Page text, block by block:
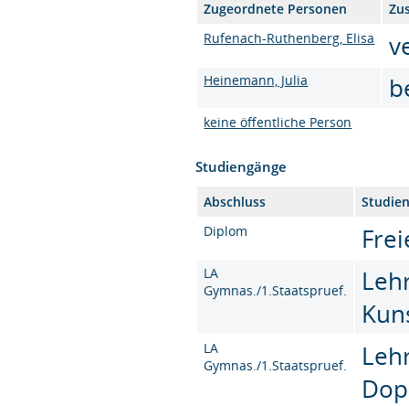
Zugeordnete Personen
Rufenach-Ruthenberg, Elisa
Heinemann, Julia
keine öffentliche Person
Studiengänge
Abschluss
Diplom
LA
Gymnas./1.Staatspruef.
LA
Gymnas./1.Staatspruef.